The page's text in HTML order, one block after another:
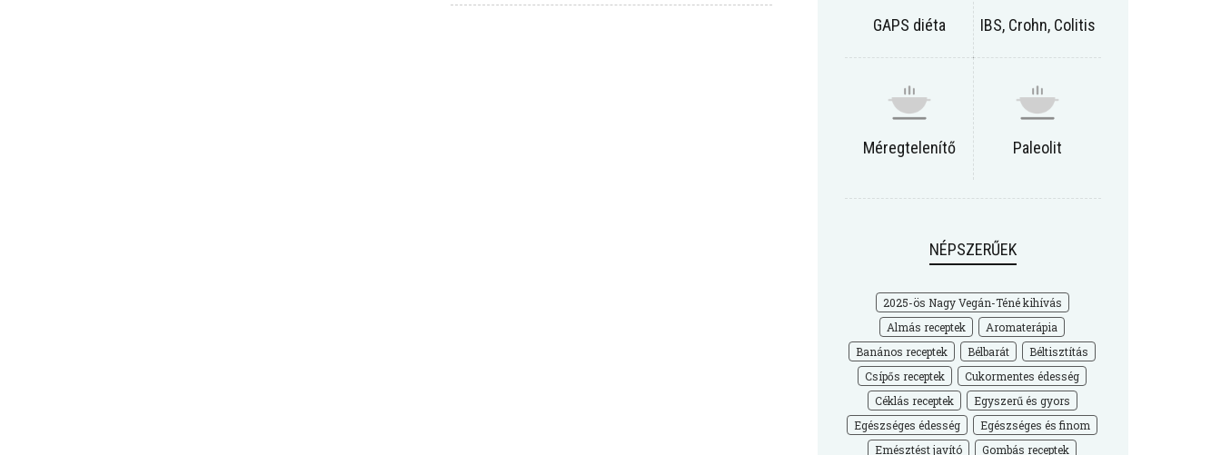
GAPS diéta IBS, Crohn, Colitis
Méregtelenítő Paleolit
NÉPSZERŰEK
2025-ös Nagy Vegán-Téné kihívás
Almás receptek
Aromaterápia
Banános receptek
Bélbarát
Béltisztítás
Csípős receptek
Cukormentes édesség
Céklás receptek
Egyszerű és gyors
Egészséges édesség
Egészséges és finom
Emésztést javító
Gombás receptek